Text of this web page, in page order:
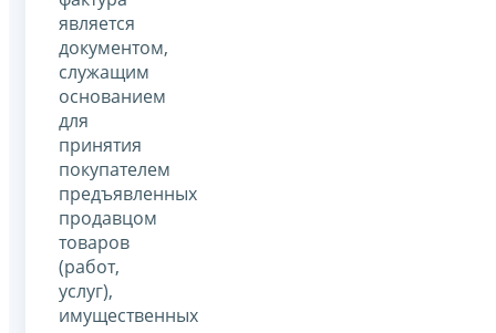
является
документом,
служащим
основанием
для
принятия
покупателем
предъявленных
продавцом
товаров
(работ,
услуг),
имущественных